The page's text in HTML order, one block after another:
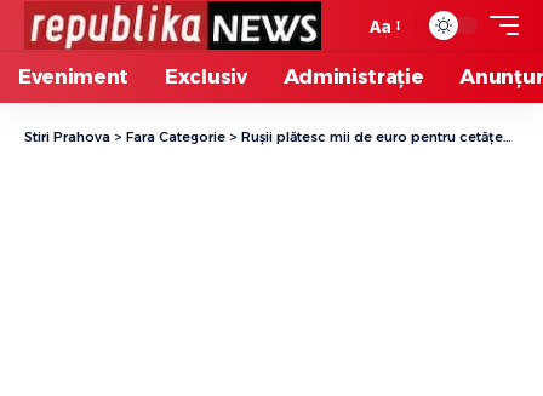
Aa
Eveniment Exclusiv Administrație
Stiri Prahova > Fara Categorie > Rușii plătesc mii de euro pentru cetățenie română